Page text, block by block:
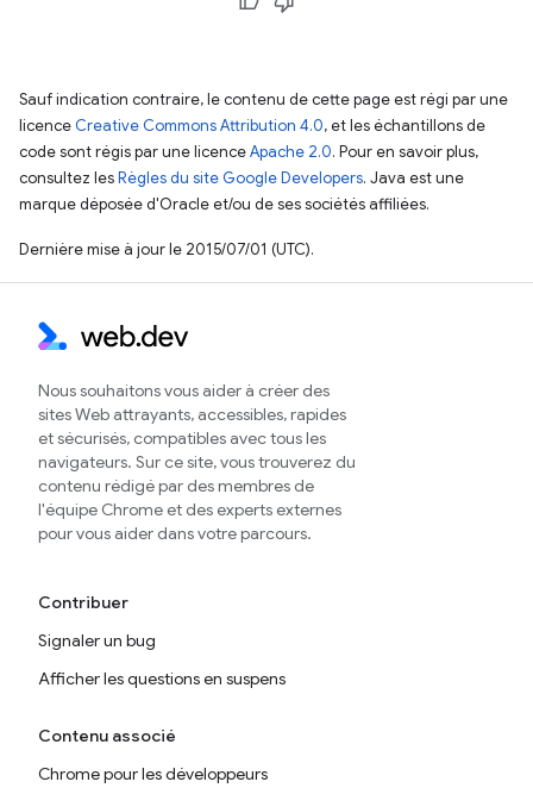
Sauf indication contraire, le contenu de cette page est régi par une
licence Creative Commons Attribution 4.0, et les échantillons de
code sont régis par une licenceApache 2.0. Pour en savoir plus,
consultez lesRègles du site Google Developers. Java est une
marque déposée d'Oracle et/ou de ses sociétés affiliées.
Dernière mise à jour le 2015/07/01 (UTC).
Nous souhaitons vous aider à créer des
sites Web attrayants, accessibles, rapides
et sécurisés, compatibles avec tous les
navigateurs. Sur ce site, vous trouverez du
contenu rédigé par des membres de
l'équipe Chrome et des experts externes
pour vous aider dans votre parcours.
Contribuer
Signaler un bug
Afficher les questions en suspens
Contenu associé
Chrome pour les développeurs